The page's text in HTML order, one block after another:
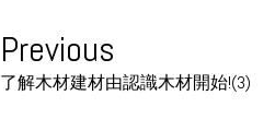
Previous
了解木材建材由認識木材開始!(3)